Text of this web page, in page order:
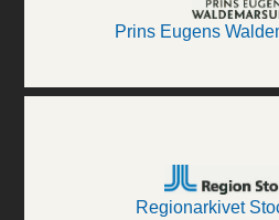
Prins Eugens
Regionarkivet